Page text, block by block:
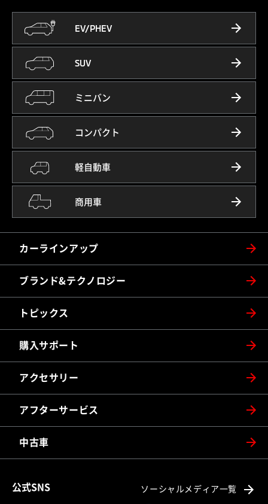
カーラインアップ
EV/PHEV
SUV
ミニバン
コンパクト
軽自動車
商用車
ブランド&テクノロジー
トピックス
購入サポート
アクセサリー
アフターサービス
中古車
公式SNS ソーシャルメディア一覧